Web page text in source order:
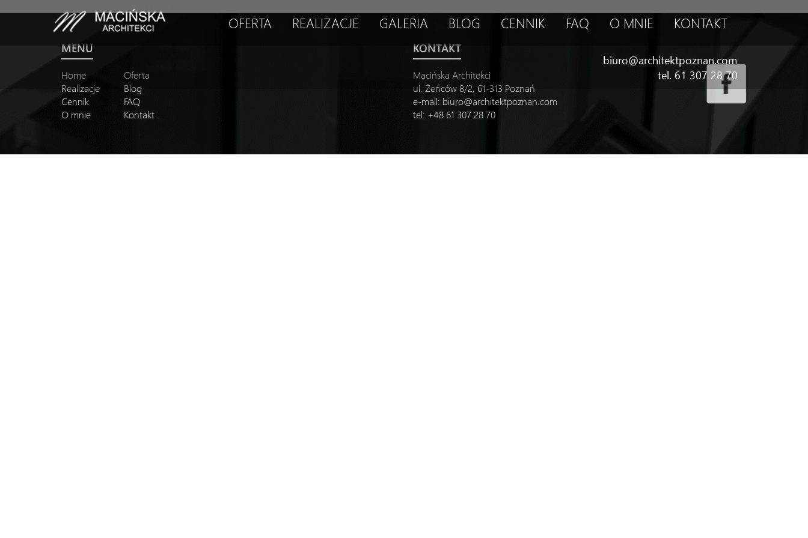
OFERTA REALIZACJE GALERIA BLOG CENNIK FAQ O MNIE KONTAKT
biuro@architektpoznan.com
tel. 61 307 28 70
MENU
Home
Oferta
Realizacje
Blog
Cennik
FAQ
O mnie
Kontakt
KONTAKT
Macińska Architekci
ul. Żeńców 8/2, 61-313 Poznań
e-mail: biuro@architektpoznan.com
tel: +48 61 307 28 70